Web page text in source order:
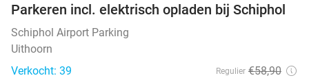
11%
Parkeren incl. elektrisch opladen bij Schiphol
Schiphol Airport Parking
Uithoorn
Verkocht: 39
Regulier €58,90